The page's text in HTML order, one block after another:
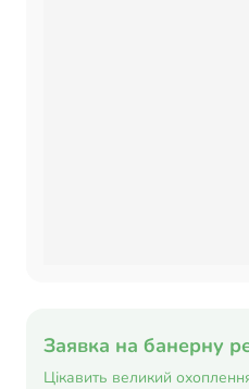
Заявка на банерну
Цікавить великий